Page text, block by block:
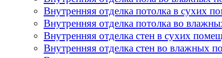
Внутренняя отделка потолка в сухих
Внутренняя отделка потолка во
Внутренняя отделка стен в сухих
Внутренняя отделка стен во влажных